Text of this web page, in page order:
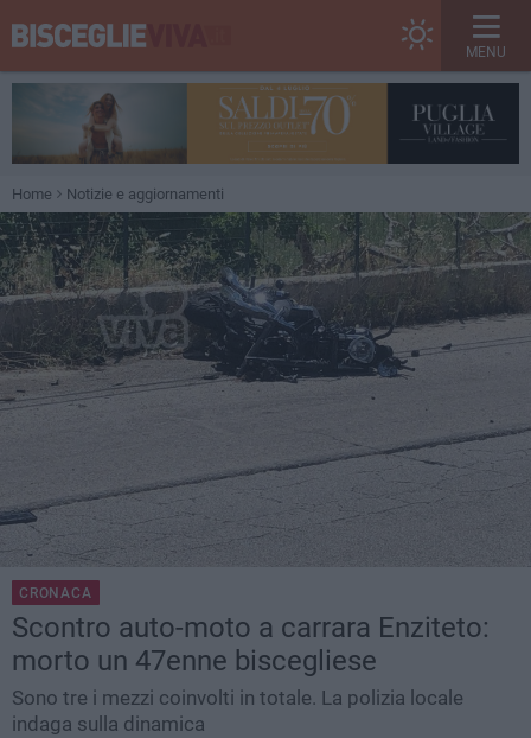
MENU
Home Notizie e aggiornamenti
CRONACA
Scontro auto-moto a carrara Enziteto:
morto un 47enne biscegliese
Sono tre i mezzi coinvolti in totale. La polizia locale
indaga sulla dinamica